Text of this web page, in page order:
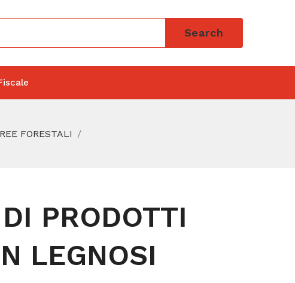
Search
FORESTALI
PRODOTTI
LEGNOSI